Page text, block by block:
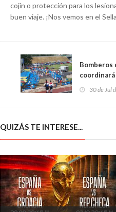
cojín o protección para los
buen viaje. ¡Nos vemos en el
Bomberos
seguridad
30 de Jul
QUIZÁS TE INTERESE...